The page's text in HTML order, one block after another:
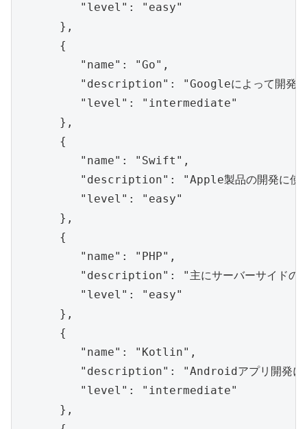
         "level": "easy"
      },
      {
         "name": "Go",
"description": "Googleによって開発され
         "level": "intermediate"
      },
      {
         "name": "Swift",
"description": "Apple製品の開発に使用
         "level": "easy"
      },
      {
         "name": "PHP",
"description": "主にサーバーサイドの
         "level": "easy"
      },
      {
         "name": "Kotlin",
"description": "Androidアプリ開発にお
         "level": "intermediate"
      },